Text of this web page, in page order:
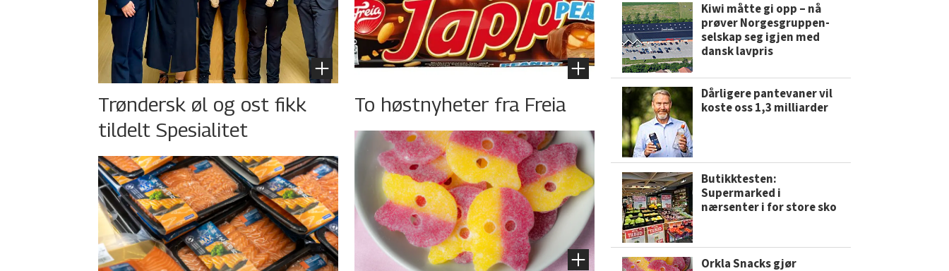
Trøndersk øl og ost fikk
tildelt Spesialitet
To høstnyheter fra Freia
Kiwi måtte gi opp – nå
prøver Norgesgruppen-
selskap seg igjen med
dansk lavpris
Dårligere pantevaner vil
koste oss 1,3 milliarder
Butikktesten:
Supermarked i
nærsenter i for store sko
Orkla Snacks gjør